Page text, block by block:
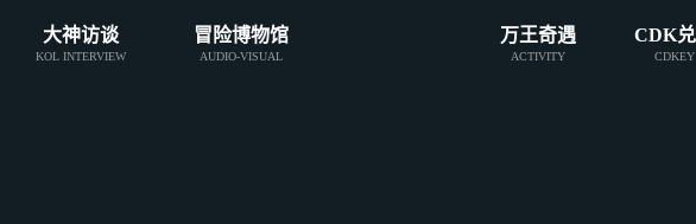
大神访谈
KOL INTERVIEW
冒险博物馆
AUDIO-VISUAL
万王奇遇
ACTIVITY
CDK
CDKEY